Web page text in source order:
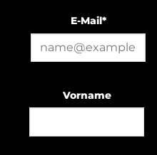
E-Mail*
Vorname